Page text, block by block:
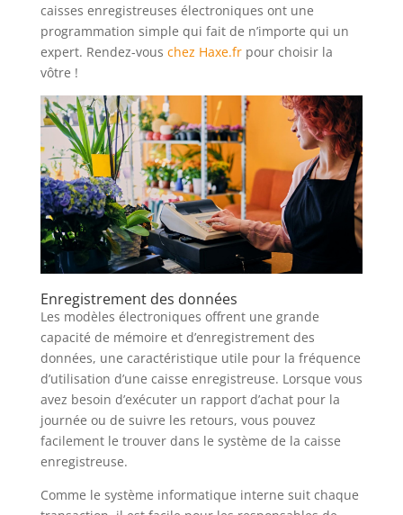
caisses enregistreuses électroniques ont une
programmation simple qui fait de n’importe qui un
expert. Rendez-vous chez Haxe.frpour choisir la
vôtre !
Enregistrement des données
Les modèles électroniques offrent une grande
capacité de mémoire et d’enregistrement des
données, une caractéristique utile pour la fréquence
d’utilisation d’une caisse enregistreuse. Lorsque vous
avez besoin d’exécuter un rapport d’achat pour la
journée ou de suivre les retours, vous pouvez
facilement le trouver dans le système de la caisse
enregistreuse.
Comme le système informatique interne suit chaque